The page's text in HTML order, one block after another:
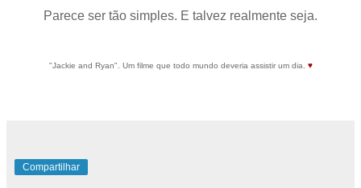
Parece ser tão simples. E talvez realmente seja.
"Jackie and Ryan". Um filme que todo mundo deveria assistir um dia. ♥
Compartilhar